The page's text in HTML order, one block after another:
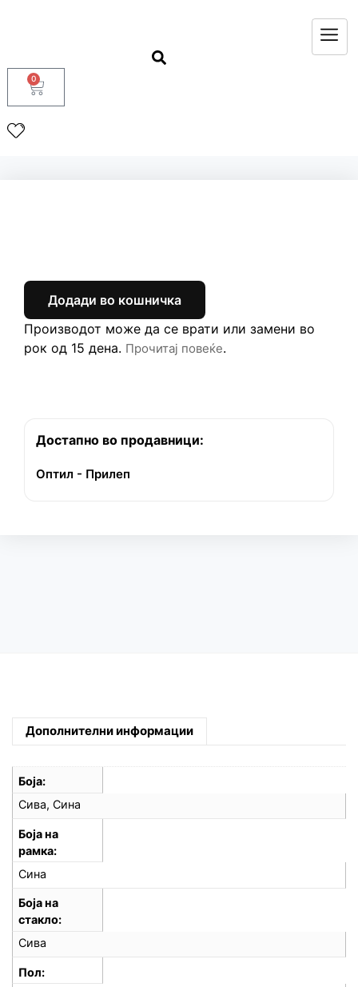
0
Додади во кошничка
Производот може да се врати или замени во
рок од 15 дена. Прочитај повеќе.
Достапно во продавници:
Оптил - Прилеп
Дополнителни информации
Боја
Сива, Сина
Боја на
рамка
Сина
Боја на
стакло
Сива
Пол